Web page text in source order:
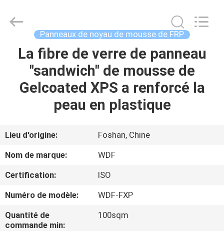
MAISON
PRODUITS
SUJET
DE
NOUS
VISITE
D'USINE
Material
Developed
Panneaux de noyau de mousse de FRP
La fibre de verre de panneau
"sandwich" de mousse de
Gelcoated XPS a renforcé la
peau en plastique
Lieu d'origine:
Foshan, Chine
Nom de marque:
WDF
Certification:
ISO
Numéro de modèle:
WDF-FXP
Quantité de
commande min:
100sqm